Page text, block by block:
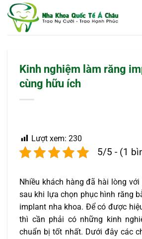
qua
Kinh nghiệm làm răng
cùng hữu ích
Lượt xem: 230
5/5 - (1
Nhiều khách hàng đã hài lòng
sau khi lựa chọn phục hình răng
implant nha khoa. Để có được
thì cần phải có những kinh
chuẩn bị tốt nhất. Dưới đây các